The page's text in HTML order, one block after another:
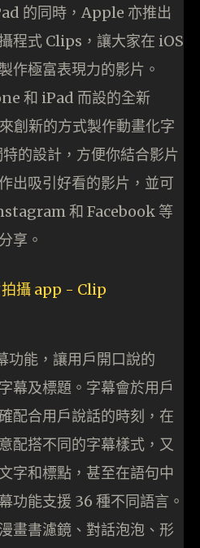
的同時，Apple 亦推出
程式 Clips，讓大家在 iOS
作極富表現力的影片。
和 iPad 而設的全新
創新的方式製作動畫化字
的設計，方便你結合影片
出吸引好看的影片，並可
和 Facebook 等
享。
功能，讓用戶開口說的
幕及標題。字幕會於用戶
配合用戶說話的時刻，在
配搭不同的字幕樣式，又
字和標點，甚至在語句中
功能支援 36 種不同語言。
畫書濾鏡、對話泡泡、形